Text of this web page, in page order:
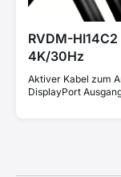
RVDM-
4K/30Hz
Aktiver Kabel zum
DisplayPort